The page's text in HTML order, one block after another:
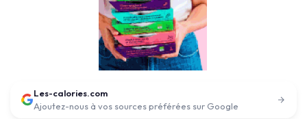
Les-calories.com
Ajoutez-nous à vos sources préférées sur Google